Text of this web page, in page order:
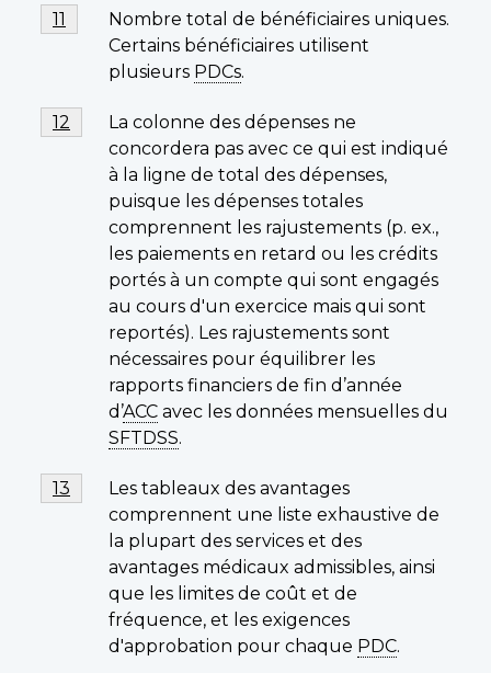
de
page
Note
de
page
11
Nombre total de bénéficiaires uniques.
Certains bénéficiaires utilisent
plusieurs PDCs.
Retour à la référence de la note de bas de page
11
Note
de
La colonne des dépenses ne
concordera pas avec ce qui est indiqué
à la ligne de total des dépenses,
puisque les dépenses totales
comprennent les rajustements (p. ex.,
les paiements en retard ou les crédits
portés à un compte qui sont engagés
au cours d'un exercice mais qui sont
reportés). Les rajustements sont
nécessaires pour équilibrer les
rapports financiers de fin d’année
d’ACC avec les données mensuelles du
SFTDSS.
Retour à la référence de la note de bas de page
12
Note
de
Les tableaux des avantages
comprennent une liste exhaustive de
la plupart des services et des
avantages médicaux admissibles, ainsi
que les limites de coût et de
fréquence, et les exigences
d'approbation pour chaque PDC.
Retour à la référence de la note de bas de page
13